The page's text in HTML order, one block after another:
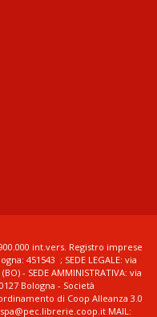
int.vers. Registro imprese
451543 ; SEDE LEGALE: via
- SEDE AMMINISTRATIVA: via
Bologna - Società
di Coop Alleanza 3.0
MAIL: